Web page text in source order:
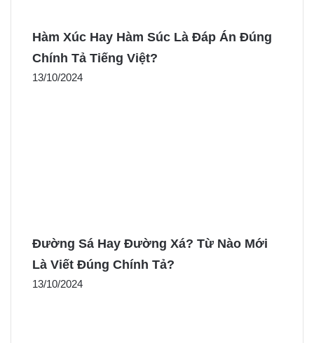
Hàm Xúc Hay Hàm Súc Là Đáp Án Đúng
Chính Tả Tiếng Việt?
13/10/2024
Đường Sá Hay Đường Xá? Từ Nào Mới
Là Viết Đúng Chính Tả?
13/10/2024